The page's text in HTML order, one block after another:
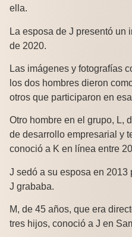
ella.
La esposa de J presentó un
de 2020.
Las imágenes y fotografías
los dos hombres dieron
otros que participaron en
Otro hombre en el grupo, L,
de desarrollo empresarial y
conoció a K en línea entre
J sedó a su esposa en 2013
J grababa.
M, de 45 años, que era
tres hijos, conoció a J en